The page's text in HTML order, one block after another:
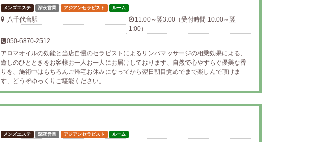
メンズエステ 深夜営業 アジアンセラピスト ルーム
八千代台駅
11:00～翌3:00（受付時間 10:00～翌
1:00）
050-6870-2512
アロマオイルの効能と当店自慢のセラピストによるリンパマッサージの相乗効果による、
癒しのひとときをお客様お一人お一人にお届けしております、自然で心やすらぐ優美な香
りを、施術中はもちろんご帰宅お休みになってから翌日朝目覚めでまで楽しんで頂けま
す、どうぞゆっくりご堪能ください。
メンズエステ 深夜営業 アジアンセラピスト ルーム